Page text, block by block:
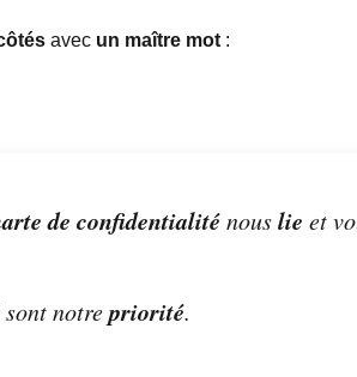
avec un maître mot:
de confidentialiténouslie et
sont notrepriorité.